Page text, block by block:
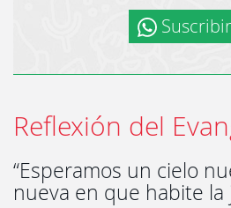
Reflexión del
“Esperamos un cielo
nueva en que habite la